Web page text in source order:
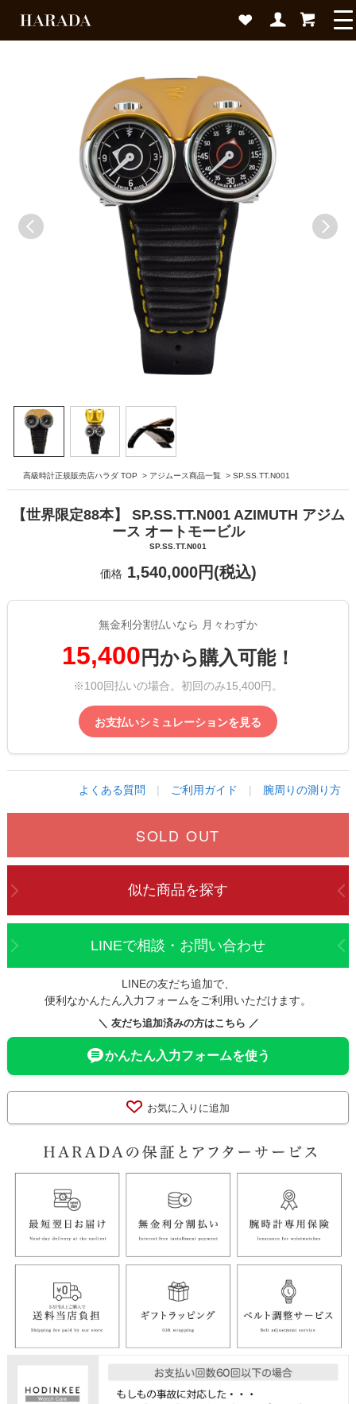
高級時計正規販売店ハラダ TOP > アジムース商品一覧 > SP.SS.TT.N001
【世界限定88本】 SP.SS.TT.N001 AZIMUTH アジム
ース オートモービル
SP.SS.TT.N001
価格1,540,000円(税込)
無金利分割払いなら 月々わずか
15,400 円から購入可能！
※100回払いの場合。初回のみ15,400円。
お支払いシミュレーションを見る
よくある質問 | ご利用ガイド | 腕周りの測り方
SOLD OUT
似た商品を探す
LINEで相談・お問い合わせ
LINEの友だち追加で、
便利なかんたん入力フォームをご利用いただけます。
＼ 友だち追加済みの方はこちら ／
かんたん入力フォームを使う
お気に入りに追加